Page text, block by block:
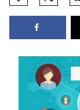
entrada